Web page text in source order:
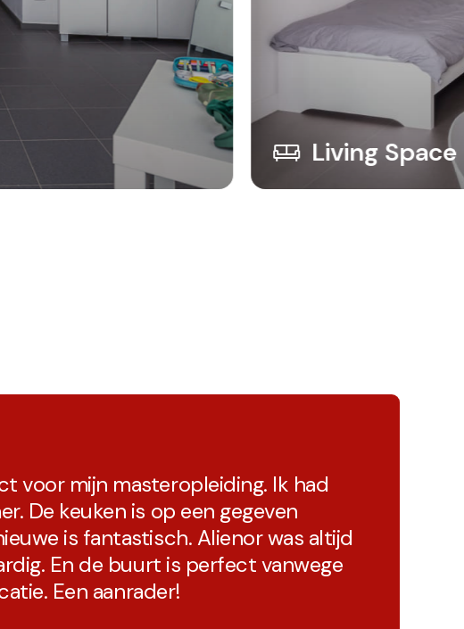
Living Space
voor mijn masteropleiding. Ik had
De keuken is op een gegeven
is fantastisch. Alienor was altijd
En de buurt is perfect vanwege
Een aanrader!